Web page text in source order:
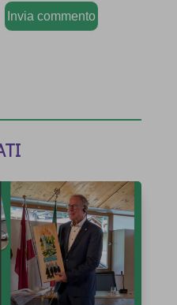
Invia commento